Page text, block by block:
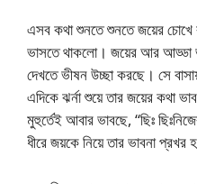
এসব কথা শুনতে শুনতে জয়ের চোখে
ভাসতে থাকলো। জয়ের আর আড্ডা
দেখতে ভীষন উচ্ছা করছে। সে
এদিকে ঝর্না শুয়ে তার জয়ের কথা
মুহুর্তেই আবার ভাবছে, “ছিঃ
ধীরে জয়কে নিয়ে তার ভাবনা প্রখর